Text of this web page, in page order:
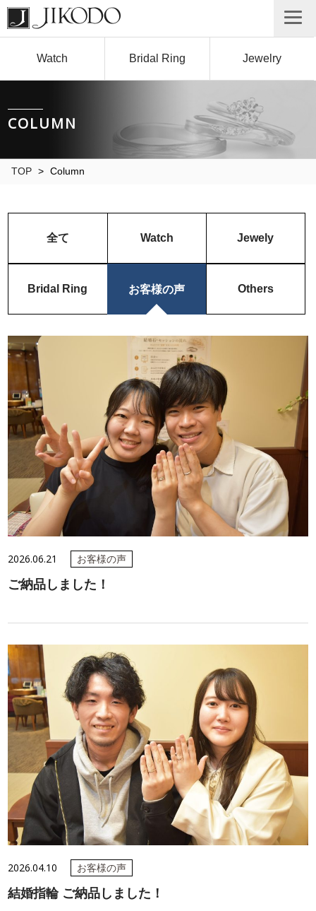
Watch Bridal Ring Jewelry
COLUMN
TOP > Column
全て Watch Jewely
Bridal Ring お客様の声 Others
2026.06.21 お客様の声
ご納品しました！
2026.04.10 お客様の声
結婚指輪 ご納品しました！